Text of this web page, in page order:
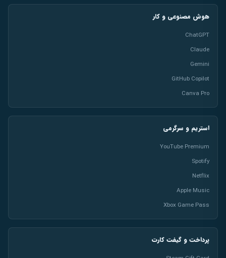
هوش مصنوعی و کار
ChatGPT
Claude
Gemini
GitHub Copilot
Canva Pro
استریم و سرگرمی
YouTube Premium
Spotify
Netflix
Apple Music
Xbox Game Pass
پرداخت و گیفت کارت